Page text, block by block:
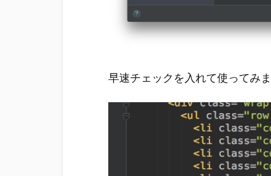
早速チェックを入れて使ってみ